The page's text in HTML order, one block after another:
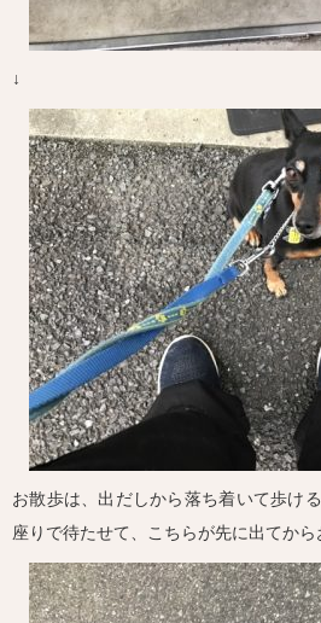
↓
お散歩は、出だしから落ち着いて歩け
座りで待たせて、こちらが先に出てか